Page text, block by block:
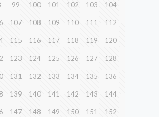
99 100 101 102 103 104
107 108 109 110 111 112
115 116 117 118 119 120
123 124 125 126 127 128
131 132 133 134 135 136
139 140 141 142 143 144
147 148 149 150 151 152